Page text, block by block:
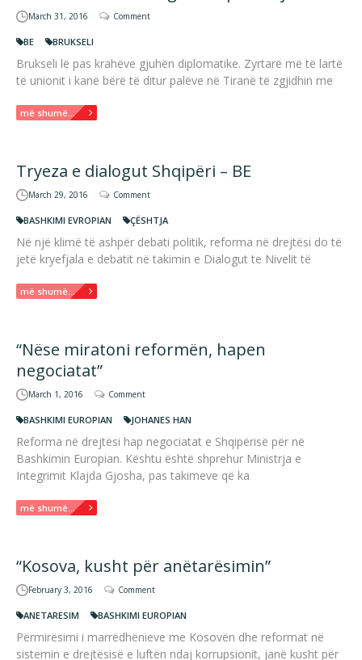
March 31, 2016 Comment
BE BRUKSELI
Brukseli lë pas krahëve gjuhën diplomatike. Zyrtarë më të lartë
të unionit i kanë bërë të ditur palëve në Tiranë të zgjidhin me
më shumë...
Tryeza e dialogut Shqipëri – BE
March 29, 2016 Comment
BASHKIMI EVROPIAN ÇËSHTJA
Në një klimë të ashpër debati politik, reforma në drejtësi do të
jetë kryefjala e debatit në takimin e Dialogut te Nivelit të
më shumë...
“Nëse miratoni reformën, hapen
negociatat”
March 1, 2016 Comment
BASHKIMI EUROPIAN JOHANES HAN
Reforma në drejtësi hap negociatat e Shqipërisë për në
Bashkimin Europian. Kështu është shprehur Ministrja e
Integrimit Klajda Gjosha, pas takimeve që ka
më shumë...
“Kosova, kusht për anëtarësimin”
February 3, 2016 Comment
ANETARESIM BASHKIMI EUROPIAN
Përmirësimi i marrëdhënieve me Kosovën dhe reformat në
sistemin e drejtësisë e luftën ndaj korrupsionit, janë kusht për